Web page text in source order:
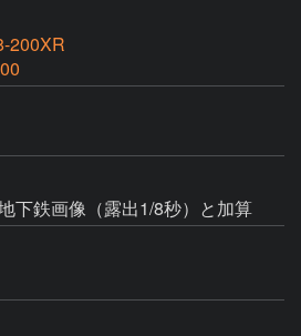
200XR
下鉄画像（露出1/8秒）と加算